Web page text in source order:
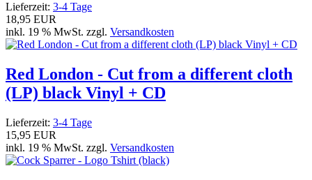
Lieferzeit: 3-4 Tage
18,95 EUR
inkl. 19 % MwSt. zzgl. Versandkosten
Red London - Cut from a different cloth
(LP) black Vinyl + CD
Lieferzeit: 3-4 Tage
15,95 EUR
inkl. 19 % MwSt. zzgl. Versandkosten